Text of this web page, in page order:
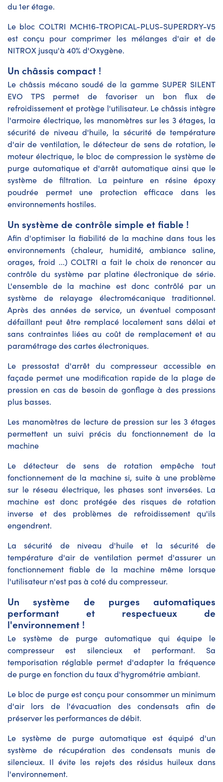
du 1er étage.
Le bloc COLTRI MCH16-TROPICAL-PLUS-SUPERDRY-V5
est conçu pour comprimer les mélanges d'air et de
NITROX jusqu'à 40% d'Oxygène.
Un châssis compact !
Le châssis mécano soudé de la gamme SUPER SILENT
EVO TPS permet de favoriser un bon flux de
refroidissement et protège l'utilisateur. Le châssis intègre
l'armoire électrique, les manomètres sur les 3 étages, la
sécurité de niveau d'huile, la sécurité de température
d'air de ventilation, le détecteur de sens de rotation, le
moteur électrique, le bloc de compression le système de
purge automatique et d'arrêt automatique ainsi que le
système de filtration. La peinture en résine époxy
poudrée permet une protection efficace dans les
environnements hostiles.
Un système de contrôle simple et fiable !
Afin d'optimiser la fiabilité de la machine dans tous les
environnements (chaleur, humidité, ambiance saline,
orages, froid ...) COLTRI a fait le choix de renoncer au
contrôle du système par platine électronique de série.
L'ensemble de la machine est donc contrôlé par un
système de relayage électromécanique traditionnel.
Après des années de service, un éventuel composant
défaillant peut être remplacé localement sans délai et
sans contraintes liées au coût de remplacement et au
paramétrage des cartes électroniques.
Le pressostat d'arrêt du compresseur accessible en
façade permet une modification rapide de la plage de
pression en cas de besoin de gonflage à des pressions
plus basses.
Les manomètres de lecture de pression sur les 3 étages
permettent un suivi précis du fonctionnement de la
machine
Le détecteur de sens de rotation empêche tout
fonctionnement de la machine si, suite à une problème
sur le réseau électrique, les phases sont inversées. La
machine est donc protégée des risques de rotation
inverse et des problèmes de refroidissement qu'ils
engendrent.
La sécurité de niveau d'huile et la sécurité de
température d'air de ventilation permet d'assurer un
fonctionnement fiable de la machine même lorsque
l'utilisateur n'est pas à coté du compresseur.
Un système de purges automatiques
performant et respectueux de
l'environnement !
Le système de purge automatique qui équipe le
compresseur est silencieux et performant. Sa
temporisation réglable permet d'adapter la fréquence
de purge en fonction du taux d'hygrométrie ambiant.
Le bloc de purge est conçu pour consommer un minimum
d'air lors de l'évacuation des condensats afin de
préserver les performances de débit.
Le système de purge automatique est équipé d'un
système de récupération des condensats munis de
silencieux. Il évite les rejets des résidus huileux dans
l'environnement.